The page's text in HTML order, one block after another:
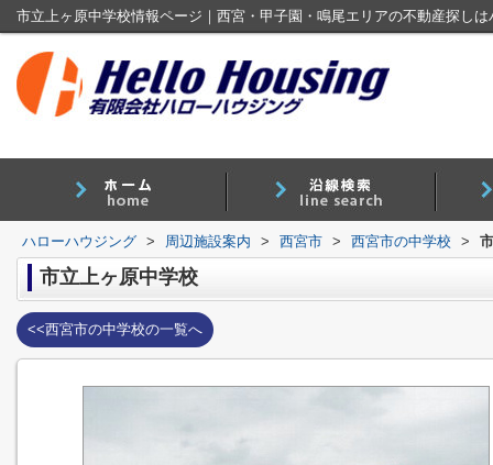
市立上ヶ原中学校情報ページ｜西宮・甲子園・鳴尾エリアの不動産探し
ハローハウジング > 周辺施設案内 > 西宮市 > 西宮市の中学校 >
市立上ヶ原中学校
<<西宮市の中学校の一覧へ